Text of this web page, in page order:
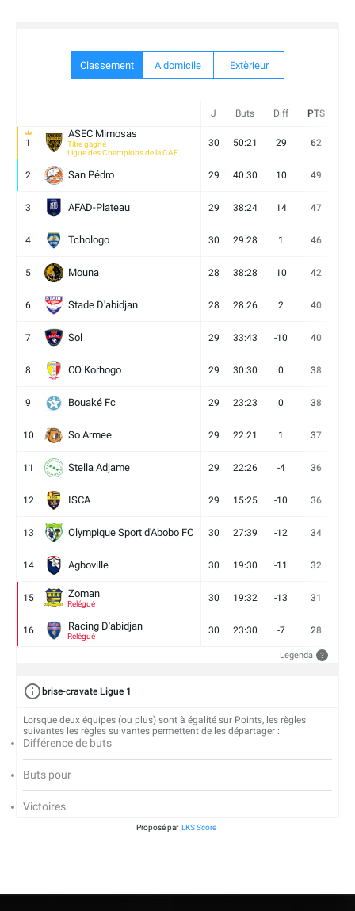
Classement A domicile Extèrieur
J Buts Diff PTS
1
ASEC Mimosas
Titre gagné
Ligue des Champions de la CAF
30 50:21 29 62
2 San Pédro 29 40:30 10 49
3 AFAD-Plateau 29 38:24 14 47
4 Tchologo 30 29:28 1 46
5 Mouna 28 38:28 10 42
6 Stade D'abidjan 28 28:26 2 40
7 Sol 29 33:43 -10 40
8 CO Korhogo 29 30:30 0 38
9 Bouaké Fc 29 23:23 0 38
10 So Armee 29 22:21 1 37
11 Stella Adjame 29 22:26 -4 36
12 ISCA 29 15:25 -10 36
13 Olympique Sport d'Abobo FC 30 27:39 -12 34
14 Agboville 30 19:30 -11 32
15 Zoman
Relégué
30 19:32 -13 31
16 Racing D'abidjan
Relégué
30 23:30 -7 28
Legenda ?
brise-cravate Ligue 1
Lorsque deux équipes (ou plus) sont à égalité sur Points, les règles
suivantes les règles suivantes permettent de les départager :
Différence de buts
Buts pour
Victoires
Proposé par LKS Score